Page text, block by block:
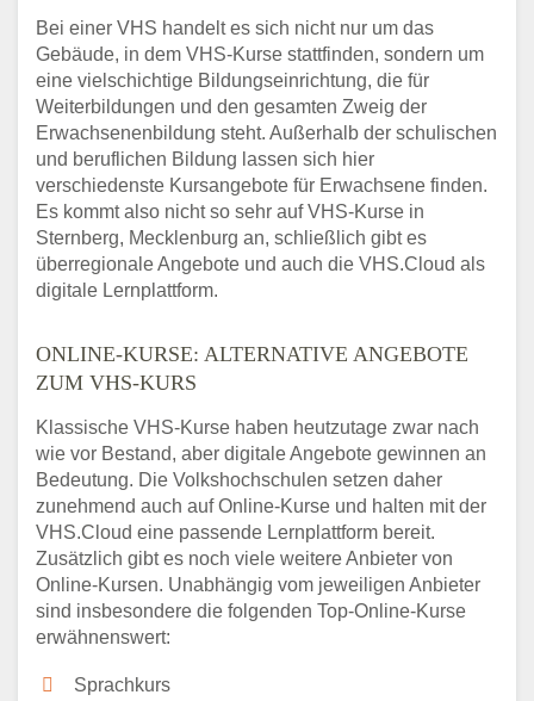
Bei einer VHS handelt es sich nicht nur um das
Gebäude, in dem VHS-Kurse stattfinden, sondern um
eine vielschichtige Bildungseinrichtung, die für
Weiterbildungen und den gesamten Zweig der
Erwachsenenbildung steht. Außerhalb der schulischen
und beruflichen Bildung lassen sich hier
verschiedenste Kursangebote für Erwachsene finden.
Es kommt also nicht so sehr auf VHS-Kurse in
Sternberg, Mecklenburg an, schließlich gibt es
überregionale Angebote und auch die VHS.Cloud als
digitale Lernplattform.
ONLINE-KURSE: ALTERNATIVE ANGEBOTE
ZUM VHS-KURS
Klassische VHS-Kurse haben heutzutage zwar nach
wie vor Bestand, aber digitale Angebote gewinnen an
Bedeutung. Die Volkshochschulen setzen daher
zunehmend auch auf Online-Kurse und halten mit der
VHS.Cloud eine passende Lernplattform bereit.
Zusätzlich gibt es noch viele weitere Anbieter von
Online-Kursen. Unabhängig vom jeweiligen Anbieter
sind insbesondere die folgenden Top-Online-Kurse
erwähnenswert:
Sprachkurs